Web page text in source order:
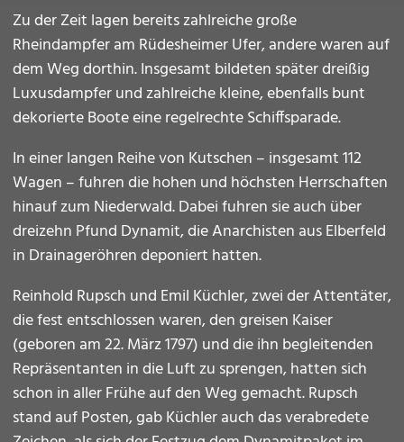
Zu der Zeit lagen bereits zahlreiche große
Rheindampfer am Rüdesheimer Ufer, andere waren auf
dem Weg dorthin. Insgesamt bildeten später dreißig
Luxusdampfer und zahlreiche kleine, ebenfalls bunt
dekorierte Boote eine regelrechte Schiffsparade.
In einer langen Reihe von Kutschen – insgesamt 112
Wagen – fuhren die hohen und höchsten Herrschaften
hinauf zum Niederwald. Dabei fuhren sie auch über
dreizehn Pfund Dynamit, die Anarchisten aus Elberfeld
in Drainageröhren deponiert hatten.
Reinhold Rupsch und Emil Küchler, zwei der Attentäter,
die fest entschlossen waren, den greisen Kaiser
(geboren am 22. März 1797) und die ihn begleitenden
Repräsentanten in die Luft zu sprengen, hatten sich
schon in aller Frühe auf den Weg gemacht. Rupsch
stand auf Posten, gab Küchler auch das verabredete